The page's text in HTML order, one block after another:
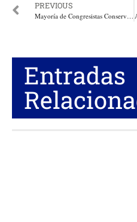
PREVIOUS
Mayoría de Congresistas Conservadores se unen a la candidatura de Germán Vargas Lleras, en Junta Parlamentaria tomaron la decisión
Entradas